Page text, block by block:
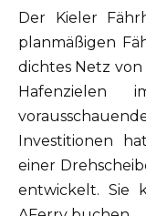
Der Kieler
planmäßigen
dichtes Netz
Hafenzielen
Investitionen
einer
entwickelt. Sie